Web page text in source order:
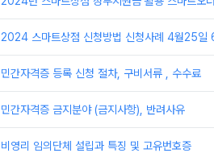
2024 스마트상점 신청방법 신청사례 4월25일
민간자격증 등록 신청 절차, 구비서류 , 수수료
민간자격증 금지분야 (금지사항), 반려사유
비영리 임의단체 설립과 특징 및 고유번호증